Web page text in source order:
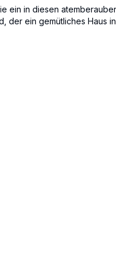
ein in diesen
der ein gemütliches Haus